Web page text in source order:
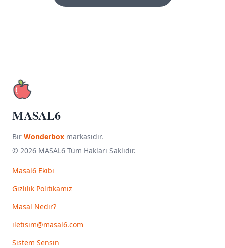
MASAL6
Bir Wonderbox markasıdır.
© 2026 MASAL6 Tüm Hakları Saklıdır.
Masal6 Ekibi
Gizlilik Politikamız
Masal Nedir?
iletisim@masal6.com
Sistem Sensin